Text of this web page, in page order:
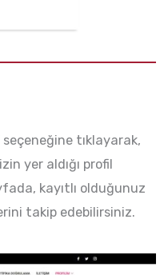
tıklayarak,
yer aldığı profil
kayıtlı olduğunuz
takip edebilirsiniz.